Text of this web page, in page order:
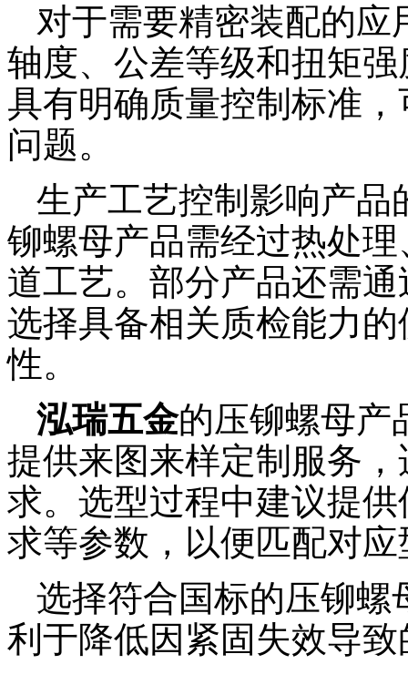
对于需要精密装配的
轴度、公差等级和扭矩
具有明确质量控制标准
问题。
生产工艺控制影响产品
铆螺母产品需经过热处
道工艺。部分产品还需
选择具备相关质检能力
性。
泓瑞五金的压铆螺母产
提供来图来样定制服务
求。选型过程中建议提
求等参数，以便匹配对应
选择符合国标的压铆螺
利于降低因紧固失效导